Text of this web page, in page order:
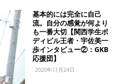
基本的には完全に自己
流。自分の感覚が何より
も一番大切【関西学生ボ
ディビル王者・宇佐美一
歩インタビュー②：GKB
応援団】
2020年11月24日